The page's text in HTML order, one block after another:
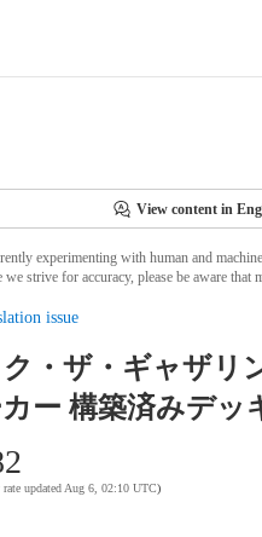
View content in
experimenting with human and
strive for accuracy, please be aware that
issue
・ザ・ギャザリ
ー 構築済みデッ
rate updated Aug 6, 02:10 UTC)